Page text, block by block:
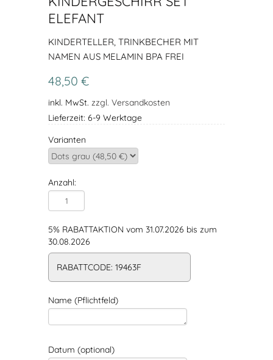
ELEFANT
KINDERTELLER, TRINKBECHER MIT
NAMEN AUS MELAMIN BPA FREI
48,50 €
inkl. MwSt. zzgl. Versandkosten
Lieferzeit: 6-9 Werktage
Varianten
Anzahl:
5% RABATTAKTION vom 31.07.2026 bis zum
30.08.2026
RABATTCODE: 19463F
Name (Pflichtfeld)
Datum (optional)